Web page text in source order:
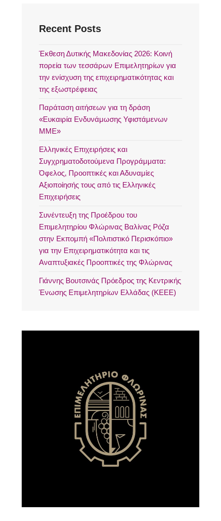
Recent Posts
Έκθεση Δυτικής Μακεδονίας 2026: Κοινή
πορεία των τεσσάρων Επιμελητηρίων για
την ενίσχυση της επιχειρηματικότητας και
της εξωστρέφειας
Παράταση αιτήσεων για τη δράση
«Ευκαιρία Ενδυνάμωσης Υφιστάμενων
ΜΜΕ»
Ελληνικές Επιχειρήσεις και
Συγχρηματοδοτούμενα Προγράμματα:
Όφελος, Προοπτικές και Αδυναμίες
Αξιοποίησής τους από τις Ελληνικές
Επιχειρήσεις
Συνέντευξη της Προέδρου του
Επιμελητηρίου Φλώρινας Βαλίνας Ρόζα
στην Εκπομπή «Πολιτιστικό Περισκόπιο»
για την Επιχειρηματικότητα και τις
Αναπτυξιακές Προοπτικές της Φλώρινας
Γιάννης Βουτσινάς Πρόεδρος της Κεντρικής
Ένωσης Επιμελητηρίων Ελλάδας (ΚΕΕΕ)